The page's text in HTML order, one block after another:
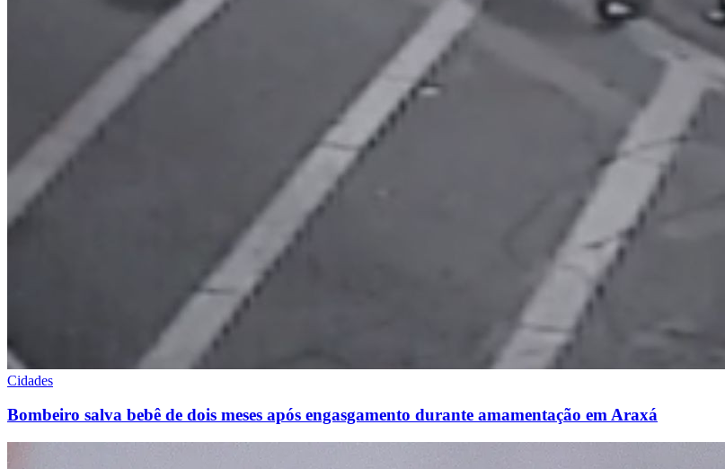
Cidades
Bombeiro salva bebê de dois meses após engasgamento durante amamentação em Araxá